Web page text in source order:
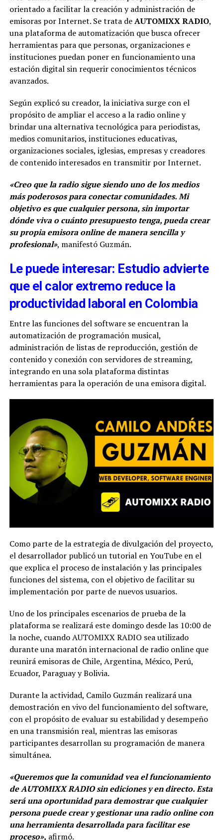
orientado a facilitar la creación y administración de
emisoras por Internet. Se trata deAUTOMIXX RADIO,
una plataforma de automatización que busca ofrecer
herramientas para que personas, organizaciones e
instituciones puedan poner en funcionamiento una
estación digital sin requerir conocimientos técnicos
avanzados.
Según explicó su creador, la iniciativa surge con el
propósito de ampliar el acceso a la radio online y
brindar una alternativa tecnológica para periodistas,
medios comunitarios, instituciones educativas,
organizaciones sociales, iglesias, empresas y creadores
de contenido interesados en transmitir por Internet.
«Creo que la radio sigue siendo uno de los medios
más poderosos para conectar comunidades. Mi
objetivo es que cualquier persona, sin importar
dónde viva o cuánto presupuesto tenga, pueda crear
su propia emisora online de manera sencilla y
profesional», manifestó Guzmán.
Le puede interesar: Estudio advierte
que el calor extremo reduce la
productividad laboral en Colombia
Entre las funciones del software se encuentran la
automatización de programación musical,
administración de listas de reproducción, gestión de
contenido y conexión con servidores de streaming,
integrando en una sola plataforma distintas
herramientas para la operación de una emisora digital.
Como parte de la estrategia de divulgación del proyecto,
el desarrollador publicó un tutorial en YouTube en el
que explica el proceso de instalación y las principales
funciones del sistema, con el objetivo de facilitar su
implementación por parte de nuevos usuarios.
Uno de los principales escenarios de prueba de la
plataforma se realizará este domingo desde las 10:00 de
la noche, cuando AUTOMIXX RADIO sea utilizado
durante una maratón internacional de radio online que
reunirá emisoras de Chile, Argentina, México, Perú,
Ecuador, Paraguay y Bolivia.
Durante la actividad, Camilo Guzmán realizará una
demostración en vivo del funcionamiento del software,
con el propósito de evaluar su estabilidad y desempeño
en una transmisión real, mientras las emisoras
participantes desarrollan su programación de manera
simultánea.
«Queremos que la comunidad vea el funcionamiento
de AUTOMIXX RADIO sin ediciones y en directo. Esta
será una oportunidad para demostrar que cualquier
persona puede crear y gestionar una radio online con
una herramienta desarrollada para facilitar ese
proceso», afirmó.